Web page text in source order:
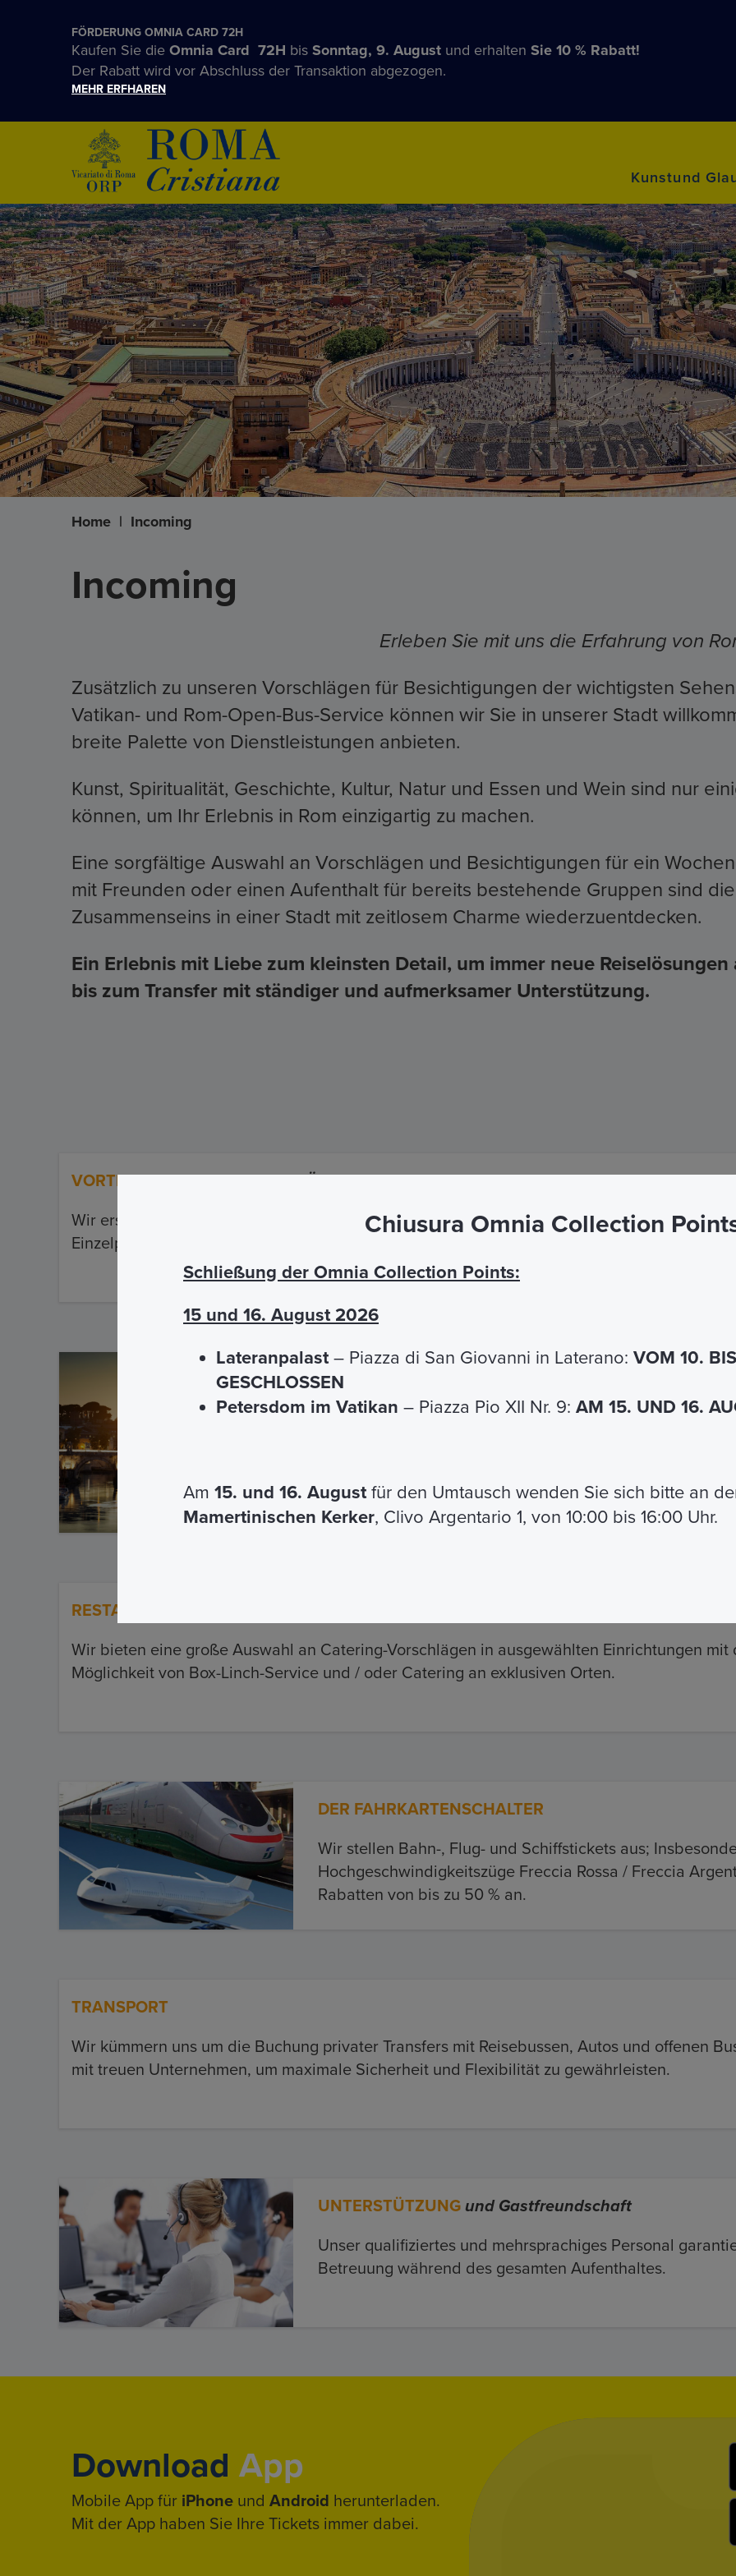
FÖRDERUNG OMNIA CARD 72H
Kaufen Sie die Omnia Card 72H bis Sonntag, 9. August und erhalten Sie 10 % Rabatt!
Der Rabatt wird vor Abschluss der Transaktion abgezogen.
MEHR ERFHAREN
Kunstund
Home | Incoming
Incoming
Erleben Sie mit uns die Erfahrung von
Zusätzlich zu unseren Vorschlägen für Besichtigungen der wichtigsten
Vatikan- und Rom-Open-Bus-Service können wir Sie in unserer Stadt
breite Palette von Dienstleistungen anbieten.
Kunst, Spiritualität, Geschichte, Kultur, Natur und Essen und Wein sind nur
können, um Ihr Erlebnis in Rom einzigartig zu machen.
Eine sorgfältige Auswahl an Vorschlägen und Besichtigungen für ein
mit Freunden oder einen Aufenthalt für bereits bestehende Gruppen sind
Zusammenseins in einer Stadt mit zeitlosem Charme wiederzuentdecken.
Ein Erlebnis mit Liebe zum kleinsten Detail, um immer neue
bis zum Transfer mit ständiger und aufmerksamer Unterstützung.
VORTEILE BESUCHSVORSCHLÄGE
Wir erstellen und pflegen die Inhalte exklusiver Reiserouten und Erlebnisse,
Einzelpersonen, Familien und Gruppen.
ÜBERNACHTUNG
Wir bieten Übernachtungsmöglichkeiten in zentralen
großen Auswahl an Ferienhäusern und Hotels, um den
Bitte senden Sie Ihre Anfrage an: giubileo25@orp.org
RESTAURANT
Wir bieten eine große Auswahl an Catering-Vorschlägen in ausgewählten Einrichtungen mit
Möglichkeit von Box-Linch-Service und / oder Catering an exklusiven Orten.
DER FAHRKARTENSCHALTER
Wir stellen Bahn-, Flug- und Schiffstickets aus;
Hochgeschwindigkeitszüge Freccia Rossa / Freccia
Rabatten von bis zu 50 % an.
TRANSPORT
Wir kümmern uns um die Buchung privater Transfers mit Reisebussen, Autos und offenen
mit treuen Unternehmen, um maximale Sicherheit und Flexibilität zu gewährleisten.
UNTERSTÜTZUNG und Gastfreundschaft
Unser qualifiziertes und mehrsprachiges Personal
Betreuung während des gesamten Aufenthaltes.
Download App
Mobile App für iPhone und Android herunterladen.
Mit der App haben Sie Ihre Tickets immer dabei.
Chiusura Omnia Collection
Schließung der Omnia Collection Points:
15 und 16. August 2026
Lateranpalast– Piazza di San Giovanni in Laterano: VOM 10.
GESCHLOSSEN
Petersdom im Vatikan – Piazza Pio XII Nr. 9: AM 15. UND 16.
Am 15. und 16. August für den Umtausch wenden Sie sich bitte an
Mamertinischen Kerker, Clivo Argentario 1, von 10:00 bis 16:00 Uhr.